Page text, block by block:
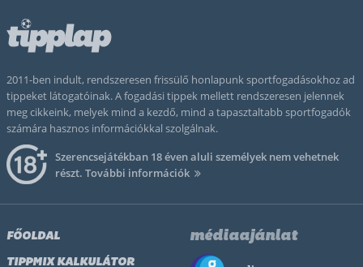
2011-ben indult, rendszeresen frissülő honlapunk sportfogadásokhoz ad
tippeket látogatóinak. A fogadási tippek mellett rendszeresen jelennek
meg cikkeink, melyek mind a kezdő, mind a tapasztaltabb sportfogadók
számára hasznos információkkal szolgálnak.
Szerencsejátékban 18 éven aluli személyek nem vehetnek
részt. További információk
FŐOLDAL
TIPPMIX KALKULÁTOR
médiaajánlat